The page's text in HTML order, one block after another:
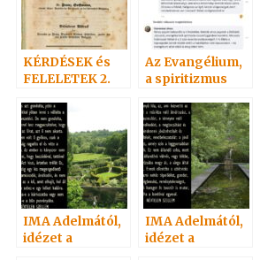
KÉRDÉSEK és
FELELETEK 2.
38)Hoffmann
professzor
Az Evangélium,
a spiritizmus
n
IMA Adelmától,
idézet a
IMA Adelmától,
idézet a